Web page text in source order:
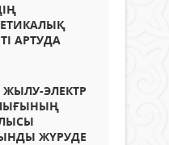
АРТУДА
ЭЛЕКТР
ЖҮРУДЕ